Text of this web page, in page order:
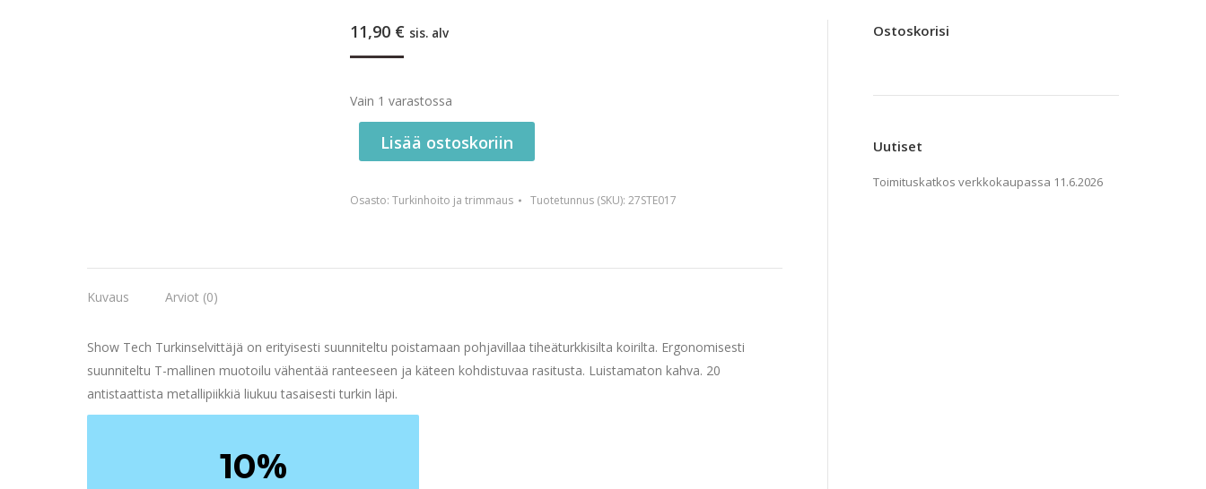
11,90 € sis. alv
Vain 1 varastossa
Lisää ostoskoriin
Osasto: Turkinhoito ja trimmaus Tuotetunnus (SKU): 27STE017
Kuvaus Arviot (0)
Show Tech Turkinselvittäjä on erityisesti suunniteltu poistamaan pohjavillaa tiheäturkkisilta koirilta. Ergonomisesti
suunniteltu T-mallinen muotoilu vähentää ranteeseen ja käteen kohdistuvaa rasitusta. Luistamaton kahva. 20
antistaattista metallipiikkiä liukuu tasaisesti turkin läpi.
10%
Ostoskorisi
Uutiset
Toimituskatkos verkkokaupassa 11.6.2026